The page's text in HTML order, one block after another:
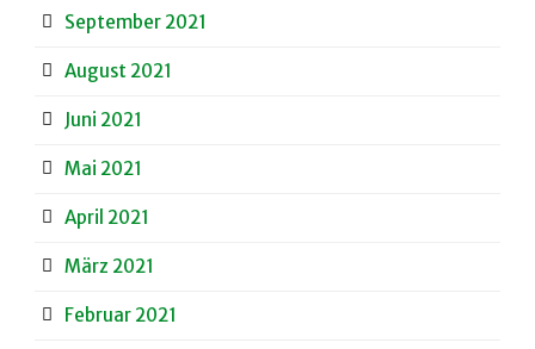
September 2021
August 2021
Juni 2021
Mai 2021
April 2021
März 2021
Februar 2021